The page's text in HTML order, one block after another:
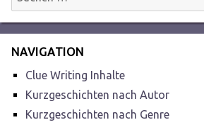
nach:
NAVIGATION
Clue Writing Inhalte
Kurzgeschichten nach Autor
Kurzgeschichten nach Genre